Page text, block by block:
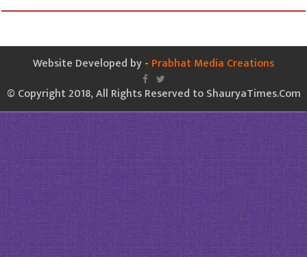
Website Developed by - Prabhat Media Creations
© Copyright 2018, All Rights Reserved to ShauryaTimes.Com